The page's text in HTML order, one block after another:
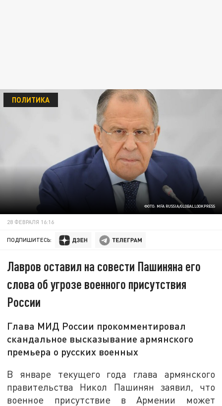
ФОТО: MFA RUSSIA/GLOBALLOOKPRESS
ПОЛИТИКА
28 ФЕВРАЛЯ 16:16
ПОДПИШИТЕСЬ:
Лавров оставил на совести Пашиняна его
слова об угрозе военного присутствия
России
Глава МИД России прокомментировал
скандальное высказывание армянского
премьера о русских военных
В январе текущего года глава армянского
правительства Никол Пашинян заявил, что
военное присутствие в Армении может